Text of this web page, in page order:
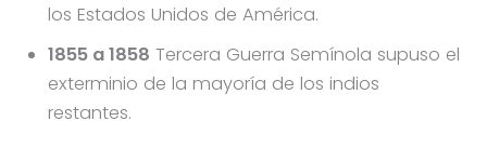
los Estados Unidos de América.
1855 a 1858 Tercera Guerra Semínola supuso el
exterminio de la mayoría de los indios
restantes.